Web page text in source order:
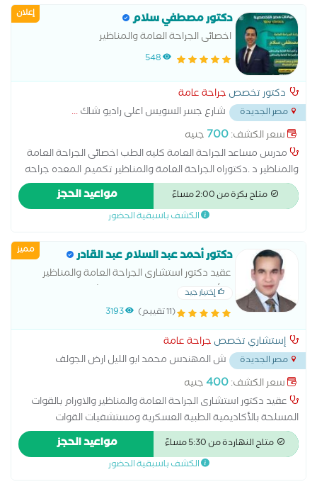
العينى دبلوما متقدمة فى جراحات الحوادث من الهيئة الدولية
للصليب الاحمر عضو الأكاديمية الطبيه العسكرية عضو جمعية
عضو الاكاديمية الأمريكية للتعليم الطبي المستمر ( AACME )
إعلان دكتور مصطفي سلام
اخصائى الجراحة العامة والمناظير
548
دكتور تخصص جراحة عامة
مصر الجديدة شارع جسر السويس اعلى راديو شاك...
سعر الكشف:700 جنيه
مدرس مساعد الجراحة العامة كليه الطب اخصائى الجراحة العامة
والمناظير د .دكتوراه الجراحة العامة والمناظير تكميم المعده جراحه
البواسير جراحه المعده استئصال الكليه شد البطن بالخيوط علاج
الاستسقاء علاج ابواسير بالجراحه واليزر
متاح بكرة من 2:00 مساءً مواعيد الحجز
الكشف باسبقية الحضور
مميز دكتور أحمد عبد السلام عبد القادر
عقيد دكتور استشارى الجراحة العامة والمناظير
والأورام بالقوات المسلحة بمستشفيات القوات
المسلحة زميل كلية الجراحين الملكية جلاسجو
انجلترا
إختيار جيد
(11 تقييم) 3193
إستشاري تخصص جراحة عامة
مصر الجديدة
ش المهندس محمد ابو الليل ارض الجولف
الميرغنى...
سعر الكشف:400جنيه
عقيد دكتور استشارى الجراحة العامة والمناظير والاورام بالقوات
المسلحة بالأكاديمية الطبية العسكرية ومستشفيات القوات
المسلحة ومستشفى النزهة الدولى والصفا بالمهندسين وحسبو
الدولى والمروة التخصصى ومستشفى الميرغنى بمصر الجديدة ،زميل
كلية الجراحين الملكية بجلاسجو انجلترا، عضو الأكاديمية الطبيه
متاح النهاردة من 5:30 مساءً مواعيد الحجز
الكشف باسبقية الحضور